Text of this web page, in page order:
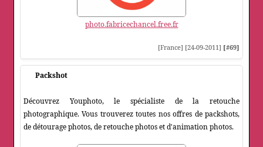
photo.fabricechancel.free.fr
[France] [24-09-2011] [#69]
Packshot
Découvrez Youphoto, le spécialiste de la retouche
photographique. Vous trouverez toutes nos offres de packshots,
de détourage photos, de retouche photos et d'animation photos.